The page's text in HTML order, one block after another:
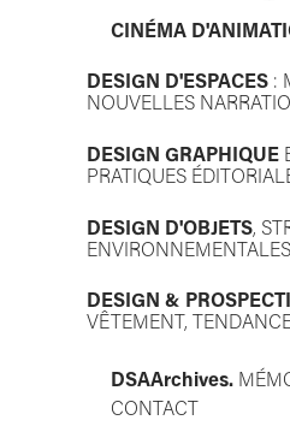
CINÉMA
DESIGN D'ESPACES :
NOUVELLES
DESIGN GRAPHIQUE
PRATIQUES
DESIGN D'OBJETS,
DESIGN &
VÊTEMENT,
DSAArchives.
CONTACT